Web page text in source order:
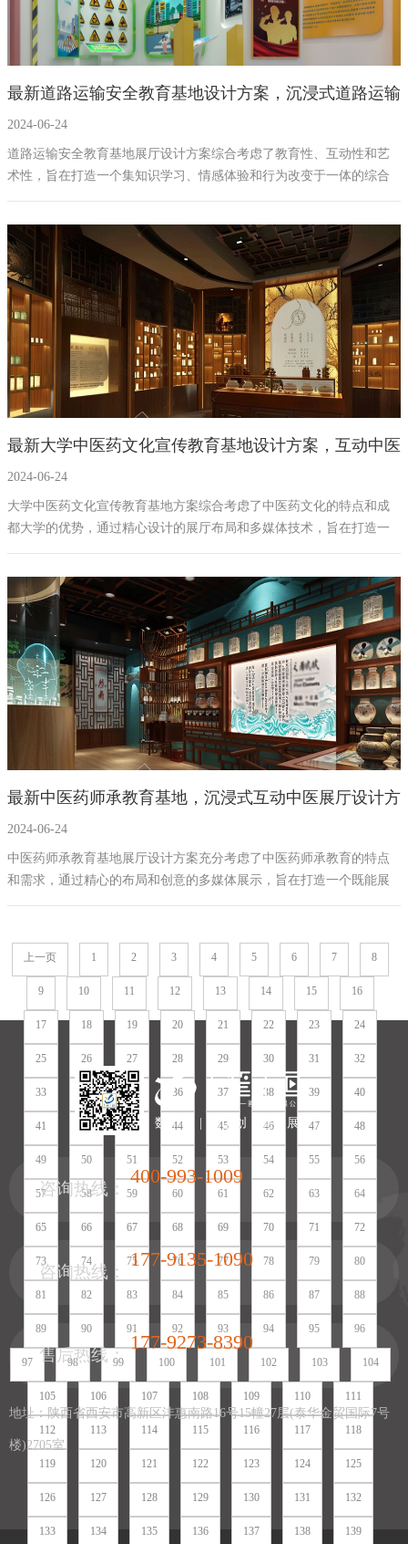
最新道路运输安全教育基地设计方案，沉浸式道路运输
安全教育基地建设方案拟案例
2024-06-24
道路运输安全教育基地展厅设计方案综合考虑了教育性、互动性和艺
术性，旨在打造一个集知识学习、情感体验和行为改变于一体的综合
性教育平台。通过精心设计的展区和互动环节，展厅将成为提升公众
最新大学中医药文化宣传教育基地设计方案，互动中医
药展厅建设方案拟案例
2024-06-24
大学中医药文化宣传教育基地方案综合考虑了中医药文化的特点和成
都大学的优势，通过精心设计的展厅布局和多媒体技术，旨在打造一
个集教育、展示、体验于一体的中医药文化宣传教育基地。通过这一
领域的成就和贡献。
最新中医药师承教育基地，沉浸式互动中医展厅设计方
案拟案例
2024-06-24
中医药师承教育基地展厅设计方案充分考虑了中医药师承教育的特点
和需求，通过精心的布局和创意的多媒体展示，旨在打造一个既能展
示中医药深厚文化底蕴，又具有现代科技感的教育基地。通过本方案
上一页 1 2 3 4 5 6 7 8
9 10 11 12 13 14 15 16
17 18 19 20 21 22 23 24
25 26 27 28 29 30 31 32
33 34 35 36 37 38 39 40
41 42 43 44 45 46 47 48
49 50 51 52 53 54 55 56
57 58 59 60 61 62 63 64
65 66 67 68 69 70 71 72
73 74 75 76 77 78 79 80
81 82 83 84 85 86 87 88
89 90 91 92 93 94 95 96
97 98 99 100 101 102 103 104
105 106 107 108 109 110 111
112 113 114 115 116 117 118
119 120 121 122 123 124 125
126 127 128 129 130 131 132
133 134 135 136 137 138 139
数 | 字 | 化 | 创 | 意 | 展 | 厅
咨询热线：
400-993-1009
咨询热线：
177-9135-1090
售后热线：
177-9273-8390
地址：陕西省西安市高新区沣惠南路16号15幢27层(泰华金贸国际7号
楼)2705室